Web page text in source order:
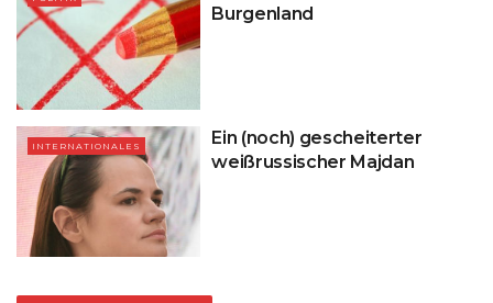
Burgenland
INTERNATIONALES
Ein (noch) gescheiterter
weißrussischer Majdan